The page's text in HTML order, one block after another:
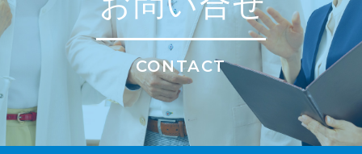
CONTACT